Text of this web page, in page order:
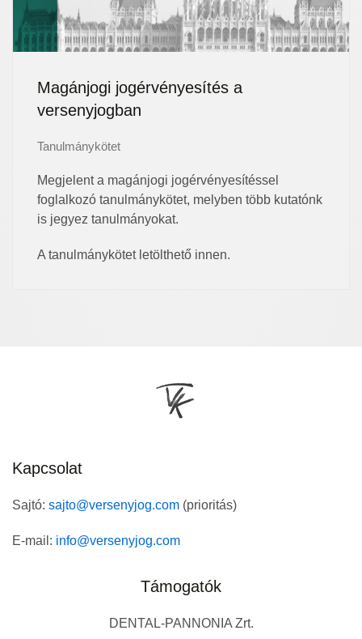
Magánjogi jogérvényesítés a
versenyjogban
Tanulmánykötet
Megjelent a magánjogi jogérvényesítéssel
foglalkozó tanulmánykötet, melyben több kutatónk
is jegyez tanulmányokat.
A tanulmánykötet letölthető innen.
Kapcsolat
Sajtó: sajto@versenyjog.com (prioritás)
E-mail: info@versenyjog.com
Támogatók
DENTAL-PANNONIA Zrt.